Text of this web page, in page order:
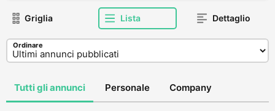
Griglia Lista Dettaglio
Ordinare
Tutti gli annunci Personale Company